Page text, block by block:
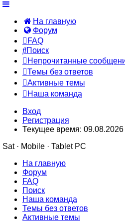
На главную
Форум
FAQ
Поиск
Непрочитанные
Темы без ответов
Активные темы
Наша команда
Вход
Регистрация
Текущее время: 09.08.2026
Sat · Mobile · Tablet PC
На главную
Форум
FAQ
Поиск
Наша команда
Темы без ответов
Активные темы